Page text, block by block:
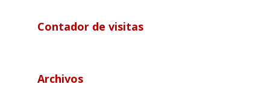
Contador de visitas
Archivos